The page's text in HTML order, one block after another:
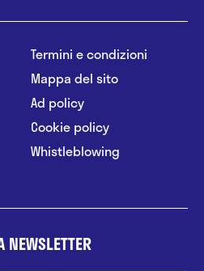
Termini e condizioni
Mappa del sito
Ad policy
Cookie policy
Whistleblowing
NEWSLETTER